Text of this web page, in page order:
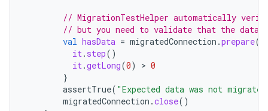
// MigrationTestHelper automatically
// but you need to validate that the data
val hasData = migratedConnection .prepare(
it. step()
it.getLong(0) > 0
}
assertTrue( "Expected data was not
migratedConnection .close()